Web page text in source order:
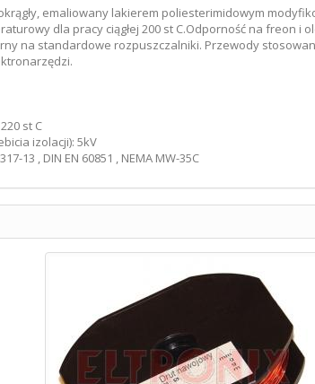
emaliowany lakierem poliesterimidowym
dla pracy ciągłej 200 st C.Odporność na freon
na standardowe rozpuszczalniki. Przewody
st C
izolacji): 5kV
13 , DIN EN 60851 , NEMA MW-35C